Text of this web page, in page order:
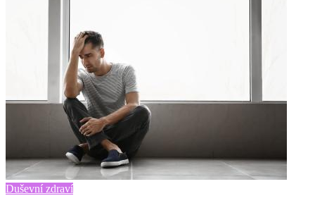
Duševní zdraví